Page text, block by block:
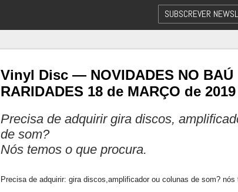
SUBSCREVER
Vinyl Disc — NOVIDADES NO BAÚ
RARIDADES 18 de MARÇO de 2019
Precisa de adquirir gira discos,
de som?
Nós temos o que procura.
Precisa de adquirir: gira discos,amplificador ou colunas de som? nós